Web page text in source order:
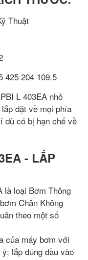
425 204 109.5
L 403EA nhỏ
đặt về mọi phía
dù có bị hạn chế về
- LẮP
là loại Bơm Thông
Chân Không
theo một số
của máy bơm với
lắp đúng đầu vào